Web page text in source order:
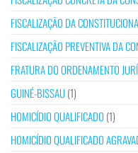
FISCALIZAÇÃO DA
FISCALIZAÇÃO PREVENTIVA DA
FRATURA DO ORDENAMENTO
GUINÉ-BISSAU(1)
HOMICÍDIO QUALIFICADO (1)
HOMICÍDIO QUALIFICADO